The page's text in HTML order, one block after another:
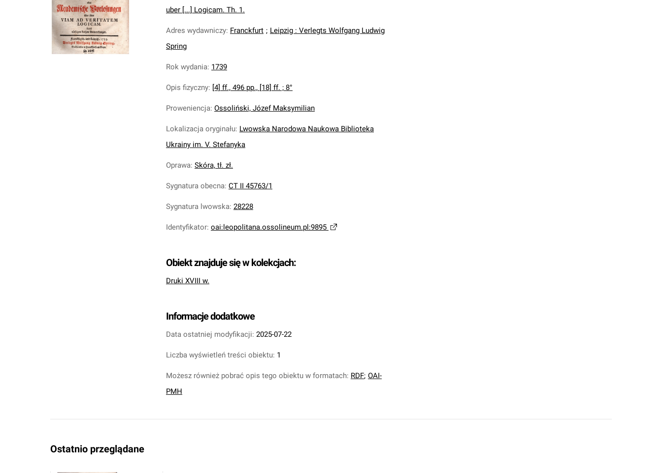
uber [...] Logicam. Th. 1.
Adres wydawniczy: Franckfurt ; Leipzig : Verlegts Wolfgang Ludwig
Spring
Rok wydania: 1739
Opis fizyczny: [4] ff., 496 pp., [18] ff. ; 8°
Proweniencja: Ossoliński, Józef Maksymilian
Lokalizacja oryginału: Lwowska Narodowa Naukowa Biblioteka
Ukrainy im. V. Stefanyka
Oprawa: Skóra, tł. zł.
Sygnatura obecna: CT II 45763/1
Sygnatura lwowska: 28228
Identyfikator: oai:leopolitana.ossolineum.pl:9895
Obiekt znajduje się w kolekcjach:
Druki XVIII w.
Informacje dodatkowe
Data ostatniej modyfikacji: 2025-07-22
Liczba wyświetleń treści obiektu: 1
Możesz również pobrać opis tego obiektu w formatach: RDF; OAI-
PMH
Ostatnio przeglądane